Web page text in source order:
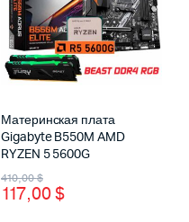
Материнская плата
Gigabyte B550M AMD
RYZEN 5 5600G
410,00$
Первоначальная
цена
117,00$
Текущая
цена: